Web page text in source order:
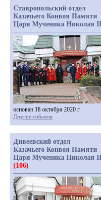
Ставропольский отдел
Казачьего Конвоя Памяти
Царя Мученика Николая II
основан 18 октября 2020 г.
Другие события
Дивеевский отдел
Казачьего Конвоя Памяти
Царя Мученика Николая II
(106)